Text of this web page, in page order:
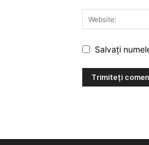
Salvați